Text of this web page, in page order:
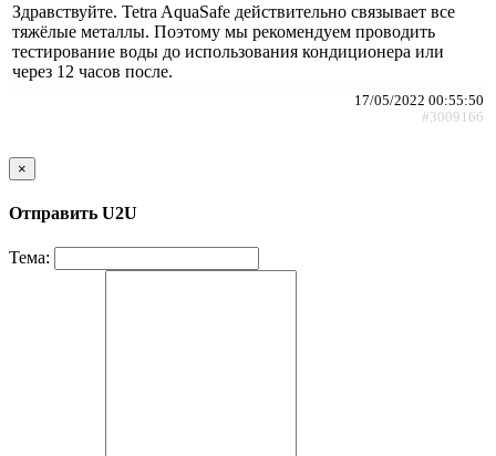
Здравствуйте. Tetra AquaSafe действительно связывает все
тяжёлые металлы. Поэтому мы рекомендуем проводить
тестирование воды до использования кондиционера или
через 12 часов после.
17/05/2022 00:55:50
#3009166
×
Отправить U2U
Тема: